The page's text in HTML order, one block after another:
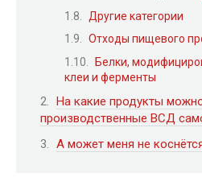
Другие категории
Отходы пищевого
Белки,
клеи и ферменты
На какие продукты
производственные ВСД
А может меня не